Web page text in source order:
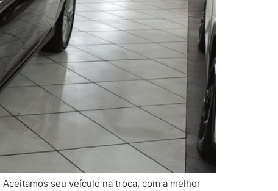
seu veículo na troca, com a melhor